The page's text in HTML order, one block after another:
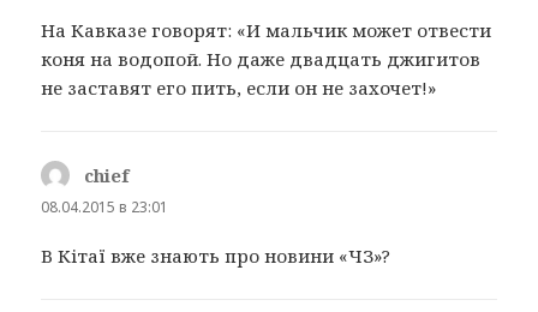
На Кавказе говорят: «И мальчик может отвести
коня на водопой. Но даже двадцать джигитов
не заставят его пить, если он не захочет!»
chief:
08.04.2015 в 23:01
В Кітаї вже знають про новини «ЧЗ»?